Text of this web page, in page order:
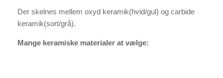
Der skelnes mellem oxyd keramik(hvid/gul) og carbide
keramik(sort/grå).
Mange keramiske materialer at vælge: